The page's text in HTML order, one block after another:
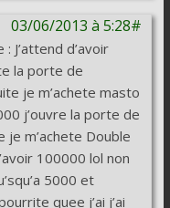
03/06/2013 à 5:28#
J’attend d’avoir
la porte de
je m’achete masto
j’ouvre la porte de
m’achete Double
100000 lol non
5000 et
quee j’ai j’ai